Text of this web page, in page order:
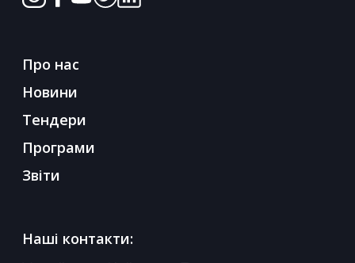
Про нас
Новини
Тендери
Програми
Звіти
Наші контакти: